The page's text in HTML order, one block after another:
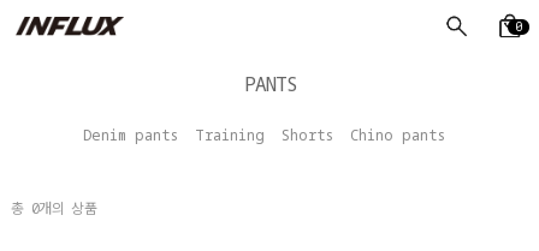
0
PANTS
Denim pants Training Shorts Chino pants
총 0개의 상품